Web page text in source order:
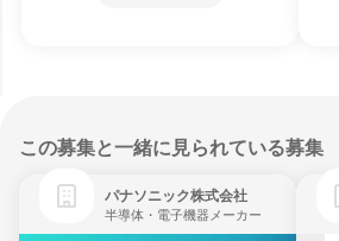
この募集と一緒に見られている募集
パナソニック株式会社
半導体・電子機器メーカー